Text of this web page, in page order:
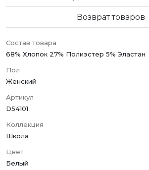
Возврат товаров
Состав товара
68% Хлопок 27% Полиэстер 5% Эластан
Пол
Женский
Артикул
D54101
Коллекция
Школа
Цвет
Белый